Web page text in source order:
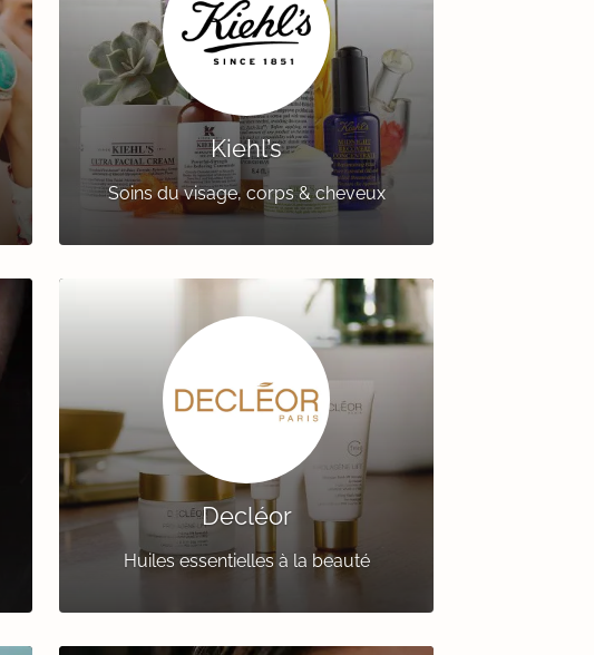
Kiehl’s
Soins du visage, corps & cheveux
Decléor
Huiles essentielles à la beauté